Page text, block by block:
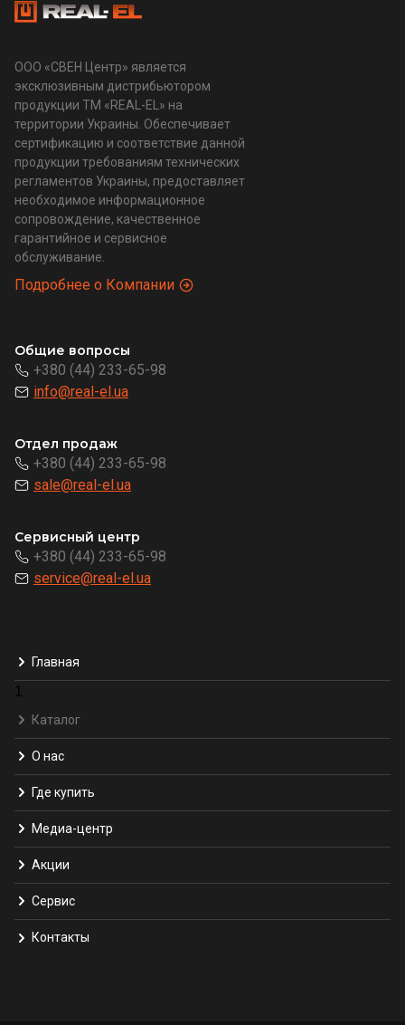
ООО «СВЕН Центр» является
эксклюзивным дистрибьютором
продукции ТМ «REAL-EL» на
территории Украины. Обеспечивает
сертификацию и соответствие данной
продукции требованиям технических
регламентов Украины, предоставляет
необходимое информационное
сопровождение, качественное
гарантийное и сервисное
обслуживание.
Подробнее о Компании
Общие вопросы
+380 (44) 233-65-98
info@real-el.ua
Отдел продаж
+380 (44) 233-65-98
sale@real-el.ua
Сервисный центр
+380 (44) 233-65-98
service@real-el.ua
Главная
1
Каталог
О нас
Где купить
Медиа-центр
Акции
Сервис
Контакты